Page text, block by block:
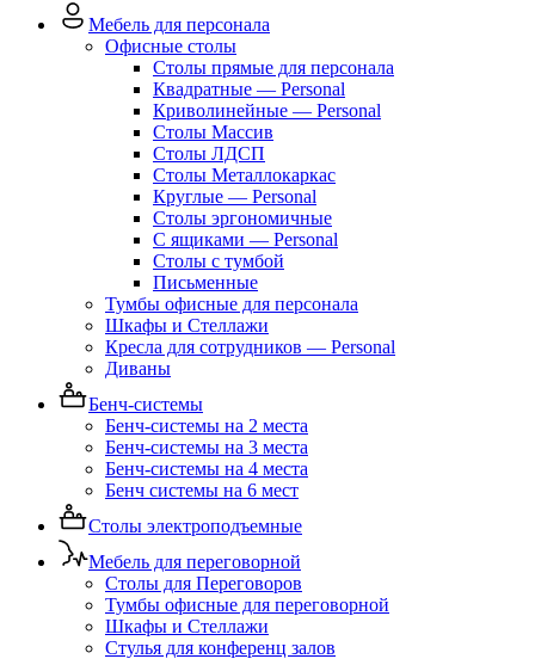
Мебель для персонала
Офисные столы
Столы прямые для персонала
Квадратные — Personal
Криволинейные — Personal
Столы Массив
Столы ЛДСП
Столы Металлокаркас
Круглые — Personal
Столы эргономичные
С ящиками — Personal
Столы с тумбой
Письменные
Тумбы офисные для персонала
Шкафы и Стеллажи
Кресла для сотрудников — Personal
Диваны
Бенч-системы
Бенч-системы на 2 места
Бенч-системы на 3 места
Бенч-системы на 4 места
Бенч системы на 6 мест
Столы электроподъемные
Мебель для переговорной
Столы для Переговоров
Тумбы офисные для переговорной
Шкафы и Стеллажи
Стулья для конференц залов